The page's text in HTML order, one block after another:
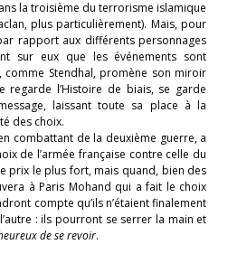
la troisième du terrorisme islamique
plus particulièrement). Mais, pour
rapport aux différents personnages
sur eux que les événements sont
comme Stendhal, promène son miroir
regarde l’Histoire de biais, se garde
laissant toute sa place à la
des choix.
combattant de la deuxième guerre, a
de l’armée française contre celle du
prix le plus fort, mais quand, bien des
à Paris Mohand qui a fait le choix
compte qu’ils n’étaient finalement
: ils pourront se serrer la main et
de se revoir.